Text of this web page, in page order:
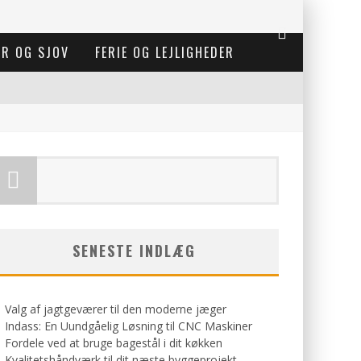
OG SJOV FERIE OG LEJLIGHEDER
SENESTE INDLÆG
Valg af jagtgeværer til den moderne jæger
Indass: En Uundgåelig Løsning til CNC Maskiner
Fordele ved at bruge bagestål i dit køkken